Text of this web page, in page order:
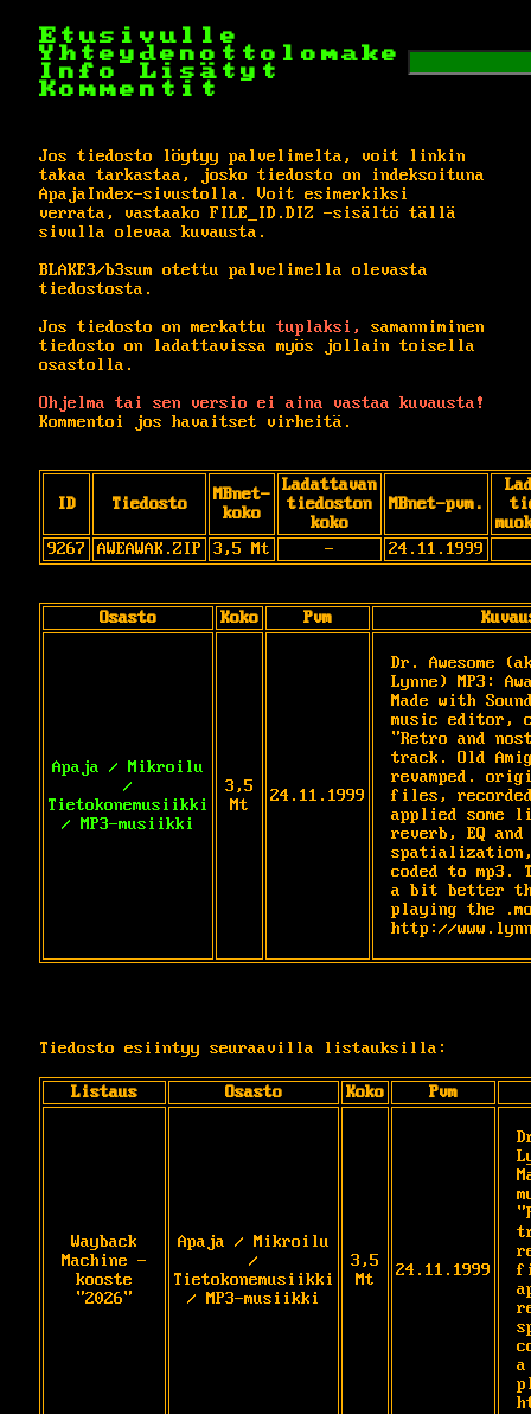
Etusivulle
Yhteydenottolomake
Info
Lisätyt
Kommentit
Jos tiedosto löytyy palvelimelta, voit linkin
takaa tarkastaa, josko tiedosto on indeksoituna
ApajaIndex-sivustolla. Voit esimerkiksi
verrata, vastaako FILE_ID.DIZ -sisältö tällä
sivulla olevaa kuvausta.
BLAKE3/b3sum otettu palvelimella olevasta
tiedostosta.
Jos tiedosto on merkattu tuplaksi,
samanniminen
tiedosto on ladattavissa myös jollain toisella
osastolla.
Ohjelma tai sen versio ei aina vastaa kuvausta!
Kommentoi jos havaitset virheitä.
ID Tiedosto
MBnet-
koko
Ladattavan
tiedoston
koko
MBnet-pvm.
9267
AWEAWAK.ZIP 3,5 Mt - 24.11.1999
Osasto Koko Pvm
Apaja / Mikroilu
/
Tietokonemusiikki
/ MP3-musiikki
3,5
Mt
24.11.1999
Dr. Awesome
Lynne) MP3:
Made with
music editor,
"Retro and
track. Old
revamped.
files,
applied some
reverb, EQ
coded to mp3.
a bit better
playing the
http://
Tiedosto esiintyy seuraavilla listauksilla:
Listaus Osasto Koko Pvm
Wayback
Machine -
kooste
"2026"
Apaja / Mikroilu
/
Tietokonemusiikki
/ MP3-musiikki
3,5
Mt
24.11.1999